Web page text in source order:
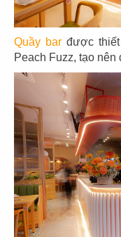
Quầy bar được
Peach Fuzz, tạo
117
PHỞ HÀ NỘI
CN Berkeley, USA
119
PHỞ HÀ NỘI
Fountain Valley